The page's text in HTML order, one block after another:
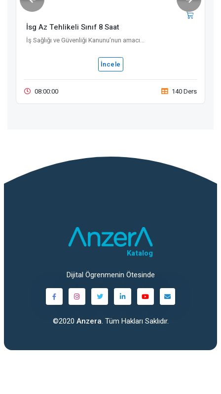
İsg Az Tehlikeli Sınıf 8 Saat
İş Sağlığı ve Güvenliği Kanunu’nun amacı...
İncele
08:00:00 140 Ders
Katalog
Dijital Ögrenmenin Ötesinde
©2020 Anzera. Tüm Hakları Saklıdır.